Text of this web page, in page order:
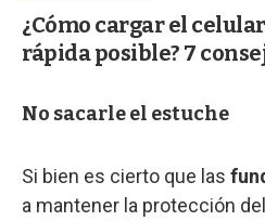
¿Cómo cargar el
rápida posible? 7
No sacarle el estuche
Si bien es cierto que las
a mantener la protección